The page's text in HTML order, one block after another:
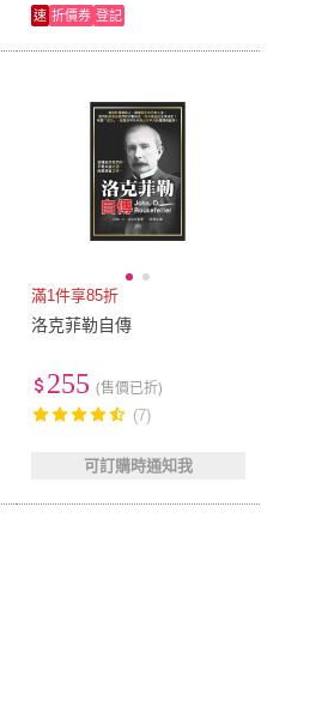
速 折價券 登記
滿1件享85折
洛克菲勒自傳
255 (售價已折)
(7)
可訂購時通知我